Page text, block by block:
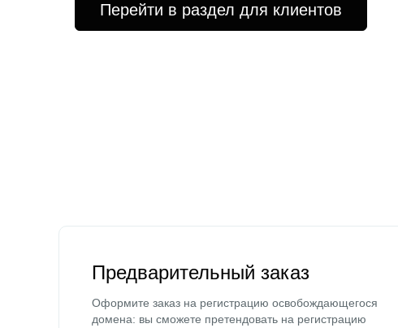
Перейти в раздел для клиентов
Предварительный заказ
Оформите заказ на регистрацию освобождающегося
домена: вы сможете претендовать на регистрацию